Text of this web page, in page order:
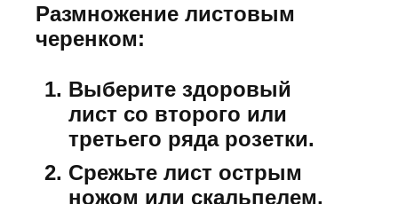
Размножение листовым
черенком:
Выберите здоровый
лист со второго или
третьего ряда розетки.
Срежьте лист острым
ножом или скальпелем,